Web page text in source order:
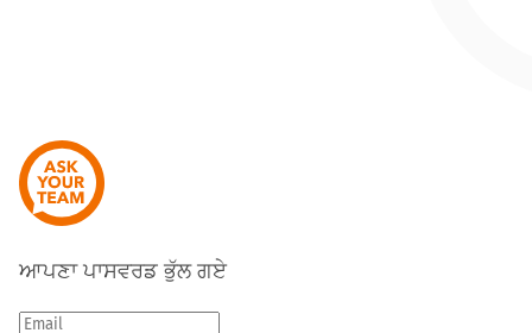
ਆਪਣਾ ਪਾਸਵਰਡ ਭੁੱਲ ਗਏ